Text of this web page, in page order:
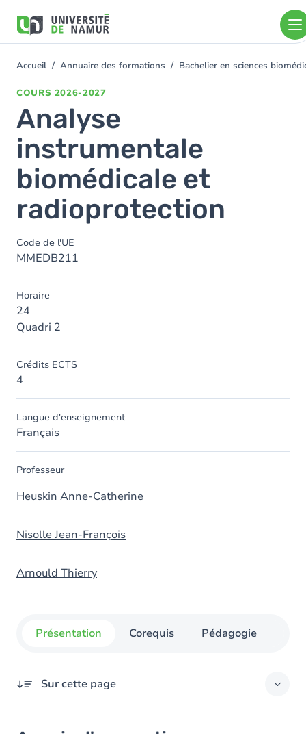
contenu
You
Accueil Annuaire des formations Bachelier en sciences
COURS 2026-2027
Analyse
instrumentale
biomédicale et
radioprotection
Code de l'UE
MMEDB211
Horaire
24
Quadri 2
Crédits ECTS
4
Langue d'enseignement
Français
Professeur
Heuskin Anne-Catherine
Nisolle Jean-François
Arnould Thierry
Présentation Corequis Pédagogie
Sur cette page